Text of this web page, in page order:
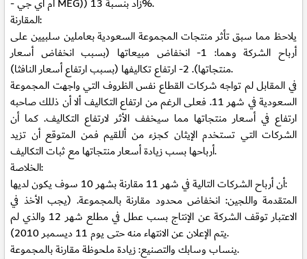
المقارنة:
يلاحظ مما سبق تأثر منتجات المجموعة السعودية بعاملين سلبيين على
أرباح الشركة وهما: 1- انخفاض مبيعاتها (بسبب انخفاض أسعار
منتجاتها). 2- ارتفاع تكاليفها (بسبب ارتفاع أسعار النافثا).
في المقابل لم تواجه شركات القطاع نفس الظروف التي واجهت المجموعة
السعودية في شهر 11. فعلى الرغم من ارتفاع التكاليف ألا أن ذللك صاحبه
ارتفاع في أسعار منتجاتها مما سيخفف الأثر لارتفاع التكاليف. كما أن
الشركات التي تستخدم الإيثان كجزء من أللقيم فمن المتوقع أن تزيد
أرباحها بسب زيادة أسعار منتجاتها مع ثبات التكاليف.
الخلاصة:
أن أرباح الشركات التالية في شهر 11 مقارنة بشهر 10 سوف يكون لديها:
المتقدمة واللجين: انخفاض محدود مقارنة بالمجموعة. (يجب الأخذ في
الاعتبار توقف الشركة عن الإنتاج بسب عطل في مطلع شهر 12 والذي لم
يتم الإعلان عن الانتهاء منه حتى يوم 11 ديسمبر 2010).
ينساب وسابك والتصنيع:زيادة ملحوظة مقارنة بالمجموعة.